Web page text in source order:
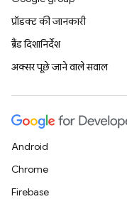
प्रॉडक्ट की जानकारी
ब्रैंड दिशानिर्देश
अक्सर पूछे जाने वाले सवाल
Android
Chrome
Firebase